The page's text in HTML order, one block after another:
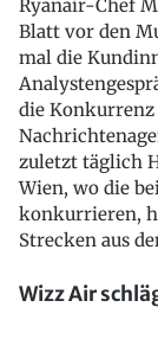
Ryanair-Chef
Blatt vor den
mal die
die Konkurrenz
zuletzt täglich
Wien, wo die
konkurrieren,
Strecken aus
Wizz Air